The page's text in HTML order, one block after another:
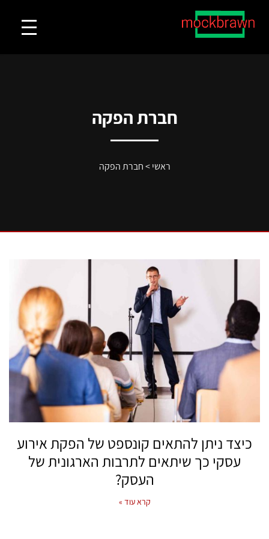
חברת הפקה
ראשי>חברת הפקה
כיצד ניתן להתאים קונספט של הפקת אירוע
עסקי כך שיתאים לתרבות הארגונית של
העסק?
קרא עוד »